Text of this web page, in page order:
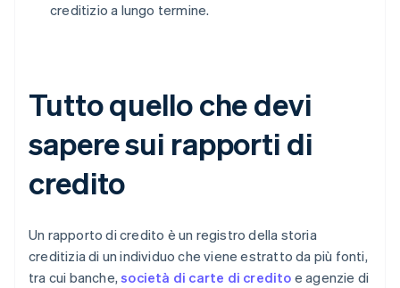
creditizio a lungo termine.
Tutto quello che devi
sapere sui rapporti di
credito
Un rapporto di credito è un registro della storia
creditizia di un individuo che viene estratto da più fonti,
tra cui banche,società di carte di credito e agenzie di